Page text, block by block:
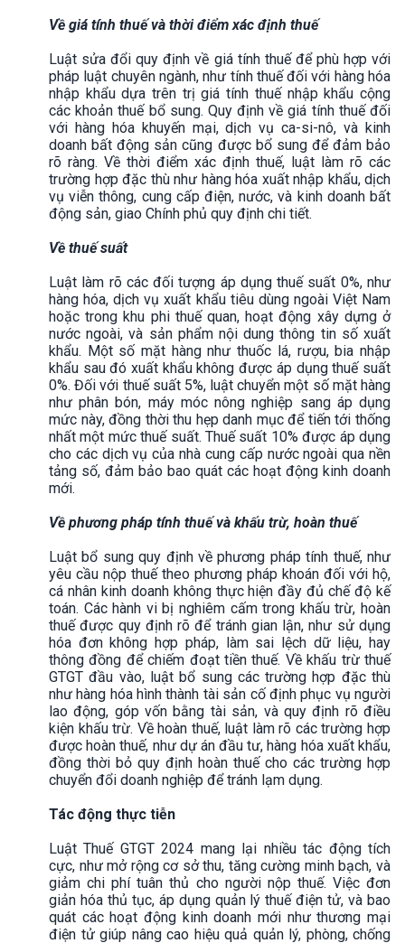
Về giá tính thuế và thời điểm xác định thuế
Luật sửa đổi quy định về giá tính thuế để phù hợp với
pháp luật chuyên ngành, như tính thuế đối với hàng hóa
nhập khẩu dựa trên trị giá tính thuế nhập khẩu cộng
các khoản thuế bổ sung. Quy định về giá tính thuế đối
với hàng hóa khuyến mại, dịch vụ ca-si-nô, và kinh
doanh bất động sản cũng được bổ sung để đảm bảo
rõ ràng. Về thời điểm xác định thuế, luật làm rõ các
trường hợp đặc thù như hàng hóa xuất nhập khẩu, dịch
vụ viễn thông, cung cấp điện, nước, và kinh doanh bất
động sản, giao Chính phủ quy định chi tiết.
Về thuế suất
Luật làm rõ các đối tượng áp dụng thuế suất 0%, như
hàng hóa, dịch vụ xuất khẩu tiêu dùng ngoài Việt Nam
hoặc trong khu phi thuế quan, hoạt động xây dựng ở
nước ngoài, và sản phẩm nội dung thông tin số xuất
khẩu. Một số mặt hàng như thuốc lá, rượu, bia nhập
khẩu sau đó xuất khẩu không được áp dụng thuế suất
0%. Đối với thuế suất 5%, luật chuyển một số mặt hàng
như phân bón, máy móc nông nghiệp sang áp dụng
mức này, đồng thời thu hẹp danh mục để tiến tới thống
nhất một mức thuế suất. Thuế suất 10% được áp dụng
cho các dịch vụ của nhà cung cấp nước ngoài qua nền
tảng số, đảm bảo bao quát các hoạt động kinh doanh
mới.
Về phương pháp tính thuế và khấu trừ, hoàn thuế
Luật bổ sung quy định về phương pháp tính thuế, như
yêu cầu nộp thuế theo phương pháp khoán đối với hộ,
cá nhân kinh doanh không thực hiện đầy đủ chế độ kế
toán. Các hành vi bị nghiêm cấm trong khấu trừ, hoàn
thuế được quy định rõ để tránh gian lận, như sử dụng
hóa đơn không hợp pháp, làm sai lệch dữ liệu, hay
thông đồng để chiếm đoạt tiền thuế. Về khấu trừ thuế
GTGT đầu vào, luật bổ sung các trường hợp đặc thù
như hàng hóa hình thành tài sản cố định phục vụ người
lao động, góp vốn bằng tài sản, và quy định rõ điều
kiện khấu trừ. Về hoàn thuế, luật làm rõ các trường hợp
được hoàn thuế, như dự án đầu tư, hàng hóa xuất khẩu,
đồng thời bỏ quy định hoàn thuế cho các trường hợp
chuyển đổi doanh nghiệp để tránh lạm dụng.
Tác động thực tiễn
Luật Thuế GTGT 2024 mang lại nhiều tác động tích
cực, như mở rộng cơ sở thu, tăng cường minh bạch, và
giảm chi phí tuân thủ cho người nộp thuế. Việc đơn
giản hóa thủ tục, áp dụng quản lý thuế điện tử, và bao
quát các hoạt động kinh doanh mới như thương mại
điện tử giúp nâng cao hiệu quả quản lý, phòng, chống